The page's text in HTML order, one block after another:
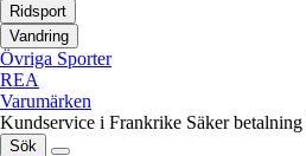
Ridsport
Vandring
Övriga Sporter
REA
Varumärken
Kundservice i Frankrike Säker betalning
Sök